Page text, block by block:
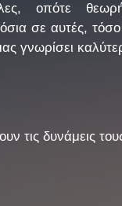
οπότε
σε αυτές, τόσο
γνωρίσει
τις δυνάμεις